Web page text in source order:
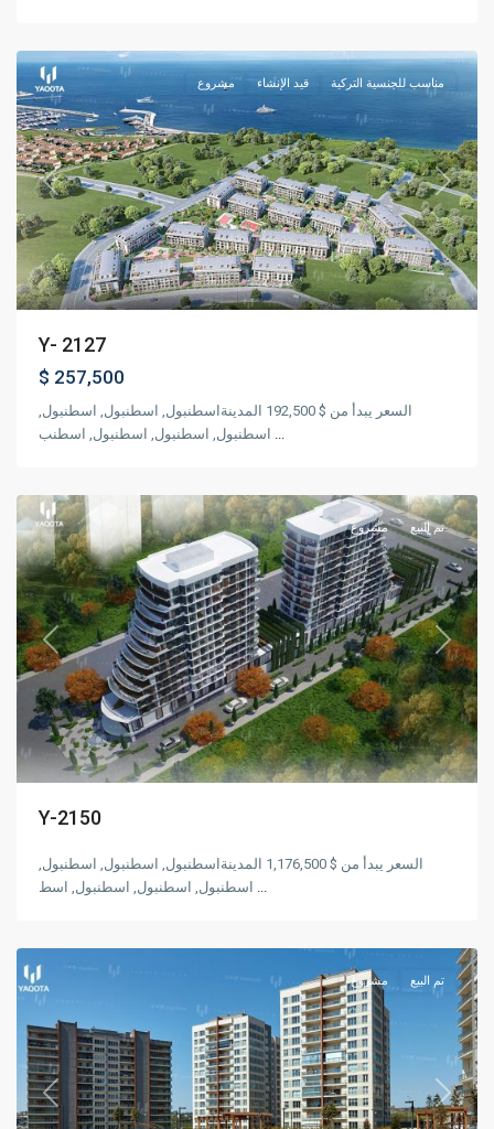
Previous Next
مشروع قيد الإنشاء مناسب للجنسية التركية
Y- 2127
$ 257,500
السعر يبدأ من $ 192,500 المدينةاسطنبول, اسطنبول, اسطنبول,
...
Previous Next
مشروع تم البيع
Y-2150
السعر يبدأ من $ 1,176,500 المدينةاسطنبول, اسطنبول, اسطنبول,
...
باشاك
Previous Next
مشروع تم البيع